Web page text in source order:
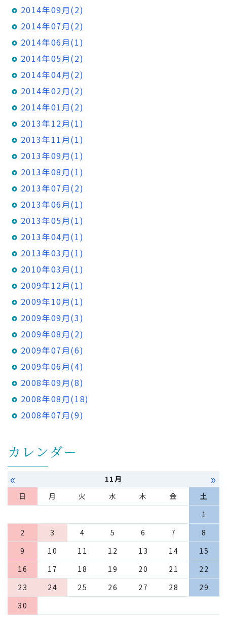
2014年09月(2)
2014年07月(2)
2014年06月(1)
2014年05月(2)
2014年04月(2)
2014年02月(2)
2014年01月(2)
2013年12月(1)
2013年11月(1)
2013年09月(1)
2013年08月(1)
2013年07月(2)
2013年06月(1)
2013年05月(1)
2013年04月(1)
2013年03月(1)
2010年03月(1)
2009年12月(1)
2009年10月(1)
2009年09月(3)
2009年08月(2)
2009年07月(6)
2009年06月(4)
2008年09月(8)
2008年08月(18)
2008年07月(9)
カレンダー
« 11月 »
日 月 火 水 木 金
土
1
2
3 4 5 6 7
8
9
10 11 12 13 14
15
16
17 18 19 20 21
22
23
24 25 26 27 28
29
30